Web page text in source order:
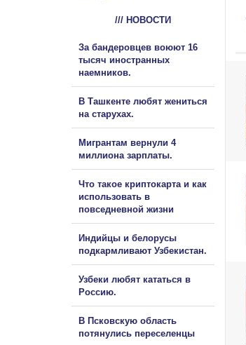
/// НОВОСТИ
За бандеровцев воюют 16
тысяч иностранных
наемников.
В Ташкенте любят жениться
на старухах.
Мигрантам вернули 4
миллиона зарплаты.
Что такое криптокарта и как
использовать в
повседневной жизни
Индийцы и белорусы
подкармливают Узбекистан.
Узбеки любят кататься в
Россию.
В Псковскую область
потянулись переселенцы